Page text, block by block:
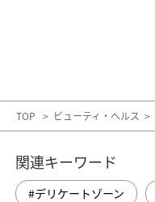
TOP > ビューティ・ヘルス >
関連キーワード
デリケートゾーン